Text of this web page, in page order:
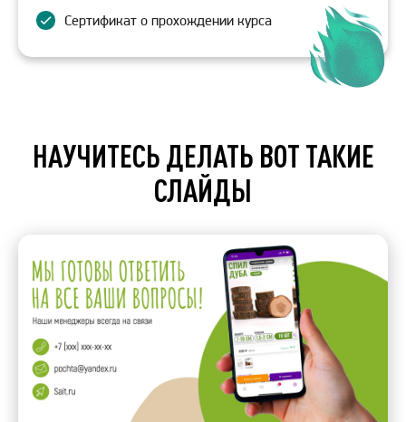
Сертификат о прохождении курса
НАУЧИТЕСЬ ДЕЛАТЬ ВОТ ТАКИЕ
СЛАЙДЫ